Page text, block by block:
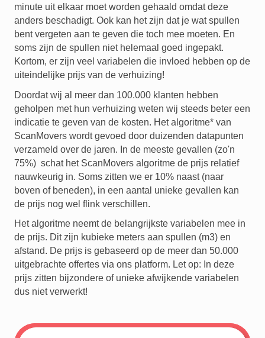
minute uit elkaar moet worden gehaald omdat deze
anders beschadigt. Ook kan het zijn dat je wat spullen
bent vergeten aan te geven die toch mee moeten. En
soms zijn de spullen niet helemaal goed ingepakt.
Kortom, er zijn veel variabelen die invloed hebben op de
uiteindelijke prijs van de verhuizing!
Doordat wij al meer dan 100.000 klanten hebben
geholpen met hun verhuizing weten wij steeds beter een
indicatie te geven van de kosten. Het algoritme* van
ScanMovers wordt gevoed door duizenden datapunten
verzameld over de jaren. In de meeste gevallen (zo'n
75%) schat het ScanMovers algoritme de prijs relatief
nauwkeurig in. Soms zitten we er 10% naast (naar
boven of beneden), in een aantal unieke gevallen kan
de prijs nog wel flink verschillen.
Het algoritme neemt de belangrijkste variabelen mee in
de prijs. Dit zijn kubieke meters aan spullen (m3) en
afstand. De prijs is gebaseerd op de meer dan 50.000
uitgebrachte offertes via ons platform. Let op: In deze
prijs zitten bijzondere of unieke afwijkende variabelen
dus niet verwerkt!